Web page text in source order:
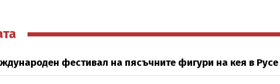
фестивал на пясъчните фигури на кея в Русе